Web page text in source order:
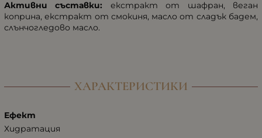
Активни съставки: екстракт от шафран, веган
коприна, екстракт от смокиня, масло от сладък бадем,
слънчогледово масло.
ХАРАКТЕРИСТИКИ
Ефект
Хидратация